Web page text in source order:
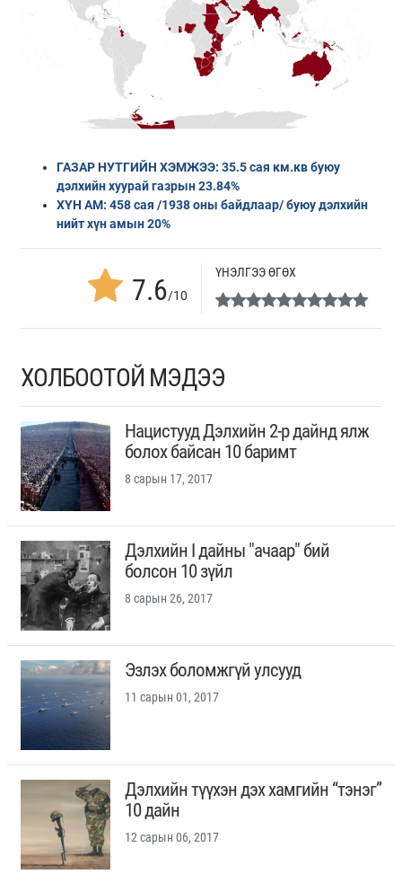
ГАЗАР НУТГИЙН ХЭМЖЭЭ: 35.5 сая км.кв буюу
дэлхийн хуурай газрын 23.84%
ХҮН АМ: 458 сая /1938 оны байдлаар/ буюу дэлхийн
нийт хүн амын 20%
7.6/10
ҮНЭЛГЭЭ ӨГӨХ
ХОЛБООТОЙ МЭДЭЭ
Нацистууд Дэлхийн 2-р дайнд ялж
болох байсан 10 баримт
8 сарын 17, 2017
Дэлхийн I дайны "ачаар" бий
болсон 10 зүйл
8 сарын 26, 2017
Эзлэх боломжгүй улсууд
11 сарын 01, 2017
Дэлхийн түүхэн дэх хамгийн “тэнэг”
10 дайн
12 сарын 06, 2017